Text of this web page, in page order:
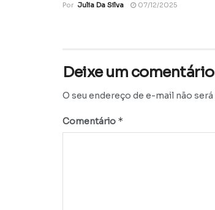
Por Julia Da Silva 07/12/2025
Deixe um comentário
O seu endereço de e-mail não
Comentário *